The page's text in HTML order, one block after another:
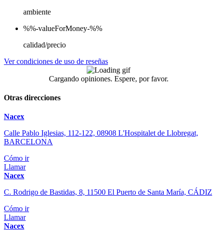
ambiente
%%-valueForMoney-%%
calidad/precio
Ver condiciones de uso de reseñas
Cargando opiniones. Espere, por favor.
Otras direcciones
Nacex
Calle Pablo Iglesias, 112-122, 08908 L'Hospitalet de Llobregat,
BARCELONA
Cómo ir
Llamar
Nacex
C. Rodrigo de Bastidas, 8, 11500 El Puerto de Santa María, CÁDIZ
Cómo ir
Llamar
Nacex